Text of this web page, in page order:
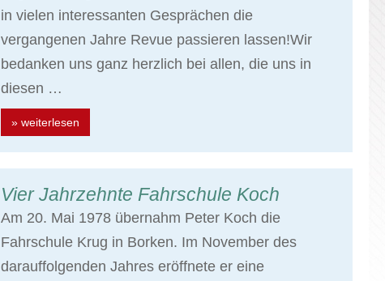
in vielen interessanten Gesprächen die
vergangenen Jahre Revue passieren lassen!Wir
bedanken uns ganz herzlich bei allen, die uns in
diesen …
» weiterlesen
Vier Jahrzehnte Fahrschule Koch
Am 20. Mai 1978 übernahm Peter Koch die
Fahrschule Krug in Borken. Im November des
darauffolgenden Jahres eröffnete er eine